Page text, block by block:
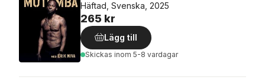
Häftad, Svenska, 2025
265 kr
Lägg till
Skickas inom 5-8 vardagar